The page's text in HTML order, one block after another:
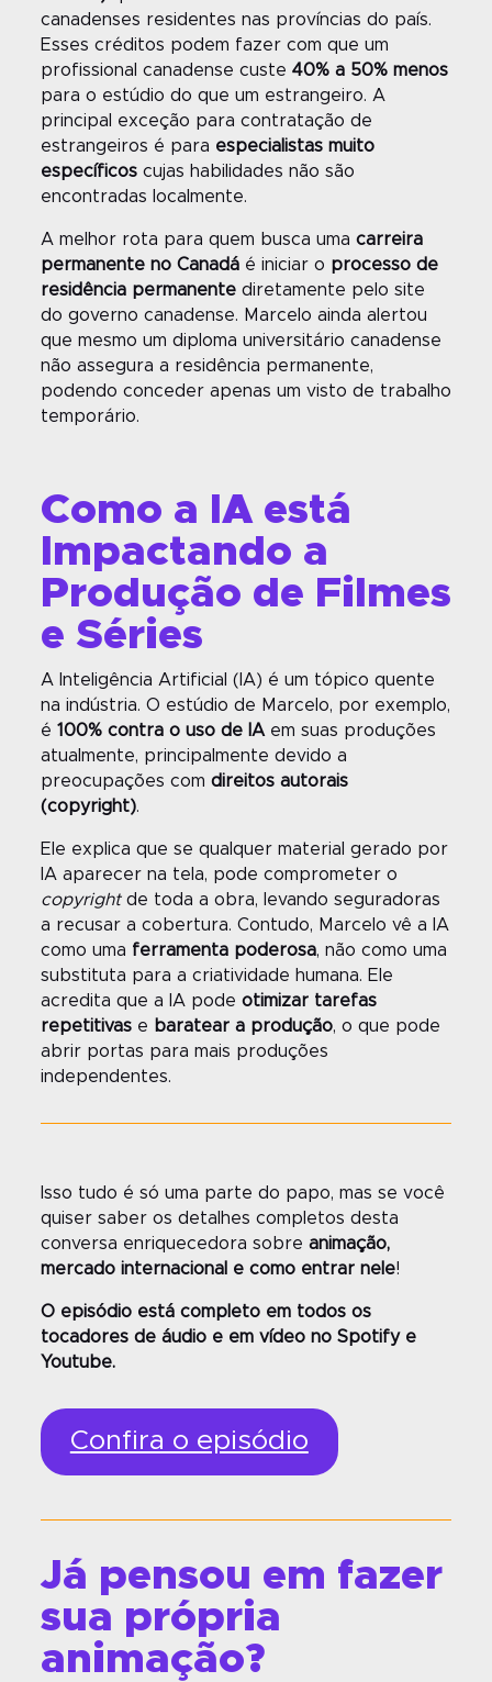
canadenses residentes nas províncias do país.
Esses créditos podem fazer com que um
profissional canadense custe 40% a 50% menos
para o estúdio do que um estrangeiro. A
principal exceção para contratação de
estrangeiros é para especialistas muito
específicoscujas habilidades não são
encontradas localmente.
A melhor rota para quem busca uma carreira
permanente no Canadáé iniciar o processo de
residência permanentediretamente pelo site
do governo canadense. Marcelo ainda alertou
que mesmo um diploma universitário canadense
não assegura a residência permanente,
podendo conceder apenas um visto de trabalho
temporário.
Como a IA está
Impactando a
Produção de Filmes
e Séries
A Inteligência Artificial (IA) é um tópico quente
na indústria. O estúdio de Marcelo, por exemplo,
é 100% contra o uso de IAem suas produções
atualmente, principalmente devido a
preocupações com direitos autorais
(copyright).
Ele explica que se qualquer material gerado por
IA aparecer na tela, pode comprometer o
copyrightde toda a obra, levando seguradoras
a recusar a cobertura. Contudo, Marcelo vê a IA
como uma ferramenta poderosa, não como uma
substituta para a criatividade humana. Ele
acredita que a IA pode otimizar tarefas
repetitivase baratear a produção, o que pode
abrir portas para mais produções
independentes.
Isso tudo é só uma parte do papo, mas se você
quiser saber os detalhes completos desta
conversa enriquecedora sobre animação,
mercado internacional e como entrar nele!
O episódio está completo em todos os
tocadores de áudio e em vídeo no Spotify e
Youtube.
Confira o episódio
Já pensou em fazer
sua própria
animação?